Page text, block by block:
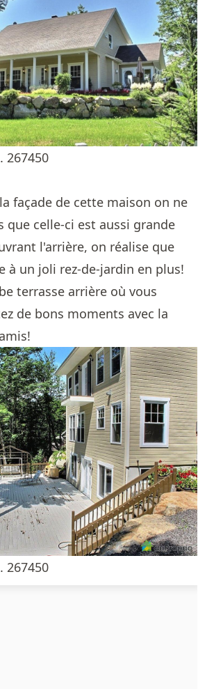
267450
façade de cette maison on ne
que celle-ci est aussi grande
l'arrière, on réalise que
à un joli rez-de-jardin en plus!
terrasse arrière où vous
de bons moments avec la
267450